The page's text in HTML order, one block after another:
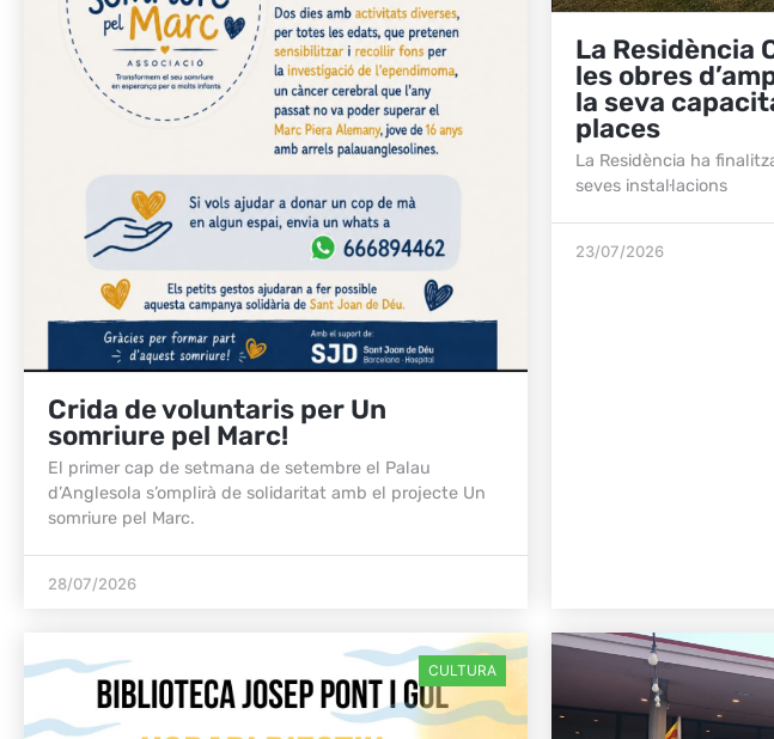
Crida de voluntaris per Un
somriure pel Marc!
El primer cap de setmana de setembre el Palau
d’Anglesola s’omplirà de solidaritat amb el projecte Un
somriure pel Marc.
28/07/2026
La Residència
les obres
la seva
places
La Residència ha
seves instal·lacions
23/07/2026
CULTURA